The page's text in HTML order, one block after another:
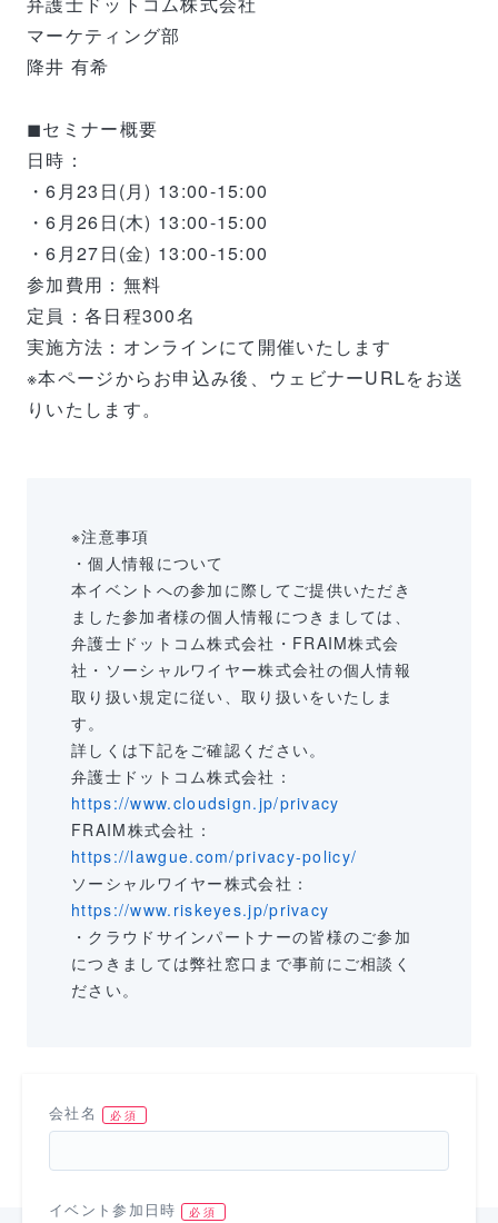
マーケティング部
降井 有希
◼︎セミナー概要
日時：
・6月23日(月) 13:00-15:00
・6月26日(木) 13:00-15:00
・6月27日(金) 13:00-15:00
参加費用：無料
定員：各日程300名
実施方法：オンラインにて開催いたします
※本ページからお申込み後、ウェビナーURLをお送
りいたします。
※注意事項
・個人情報について
本イベントへの参加に際してご提供いただき
ました参加者様の個人情報につきましては、
弁護士ドットコム株式会社・FRAIM株式会
社・ソーシャルワイヤー株式会社の個人情報
取り扱い規定に従い、取り扱いをいたしま
す。
詳しくは下記をご確認ください。
弁護士ドットコム株式会社：
https://www.cloudsign.jp/privacy
FRAIM株式会社：
https://lawgue.com/privacy-policy/
ソーシャルワイヤー株式会社：
https://www.riskeyes.jp/privacy
・クラウドサインパートナーの皆様のご参加
につきましては弊社窓口まで事前にご相談く
ださい。
会社名
イベント参加日時